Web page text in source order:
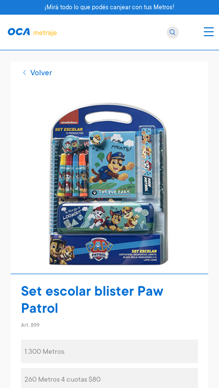
Volver
Set escolar blister Paw
Patrol
Art. 899
1.300 Metros.
260 Metros 4 cuotas $80
¡Mirá todo lo que podés canjear con tus Metros!